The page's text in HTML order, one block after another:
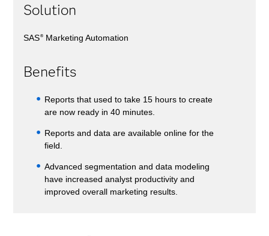
Solution
SAS®Marketing Automation
Benefits
Reports that used to take 15 hours to create
are now ready in 40 minutes.
Reports and data are available online for the
field.
Advanced segmentation and data modeling
have increased analyst productivity and
improved overall marketing results.